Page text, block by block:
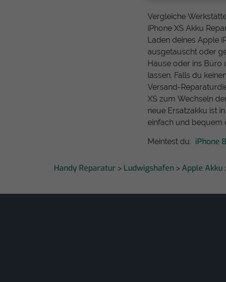
Vergleiche
iPhone XS Akku
Laden deines Apple
ausgetauscht oder
Hause oder ins Büro
lassen. Falls du
Versand-
XS zum Wechseln
neue Ersatzakku ist
einfach und bequem
Meintest du: iPhone
Handy Reparatur > Ludwigshafen > Apple Akku